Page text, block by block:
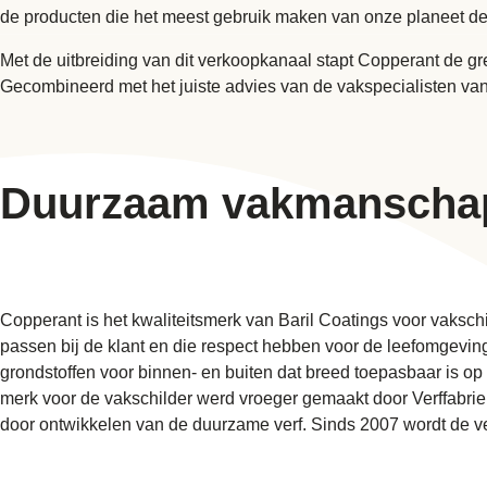
de producten die het meest gebruik maken van onze planeet
Met de uitbreiding van dit verkoopkanaal stapt Copperant de
Gecombineerd met het juiste advies van de vakspecialisten
Duurzaam
Copperant is het kwaliteitsmerk van Baril Coatings voor
passen bij de klant en die respect hebben voor de
grondstoffen voor binnen- en buiten dat breed toepasbaar is
merk voor de vakschilder werd vroeger gemaakt door
door ontwikkelen van de duurzame verf. Sinds 2007 wordt de